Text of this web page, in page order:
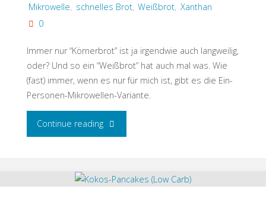
Mikrowelle, schnelles Brot, Weißbrot, Xanthan
0
Immer nur “Körnerbrot” ist ja irgendwie auch langweilig,
oder? Und so ein “Weißbrot” hat auch mal was. Wie
(fast) immer, wenn es nur für mich ist, gibt es die Ein-
Personen-Mikrowellen-Variante.
Continue reading"Schnelles
Carb